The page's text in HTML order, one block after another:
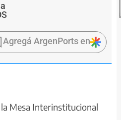
Agregá ArgenPorts en
Mesa Interinstitucional